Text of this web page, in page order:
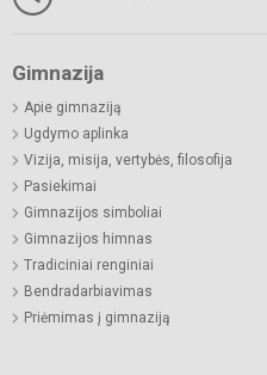
Gimnazija
Apie gimnaziją
Ugdymo aplinka
Vizija, misija, vertybės, filosofija
Pasiekimai
Gimnazijos simboliai
Gimnazijos himnas
Tradiciniai renginiai
Bendradarbiavimas
Priėmimas į gimnaziją